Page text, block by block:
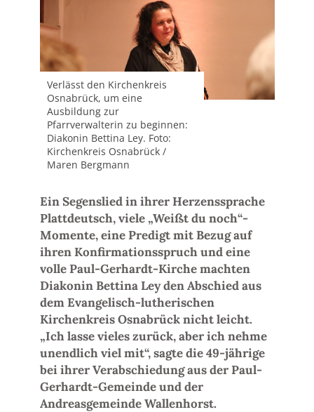
Verlässt den Kirchenkreis
Osnabrück, um eine
Ausbildung zur
Pfarrverwalterin zu beginnen:
Diakonin Bettina Ley. Foto:
Kirchenkreis Osnabrück /
Maren Bergmann
Ein Segenslied in ihrer Herzenssprache
Plattdeutsch, viele „Weißt du noch“-
Momente, eine Predigt mit Bezug auf
ihren Konfirmationsspruch und eine
volle Paul-Gerhardt-Kirche machten
Diakonin Bettina Ley den Abschied aus
dem Evangelisch-lutherischen
Kirchenkreis Osnabrück nicht leicht.
„Ich lasse vieles zurück, aber ich nehme
unendlich viel mit“, sagte die 49-jährige
bei ihrer Verabschiedung aus der Paul-
Gerhardt-Gemeinde und der
Andreasgemeinde Wallenhorst.